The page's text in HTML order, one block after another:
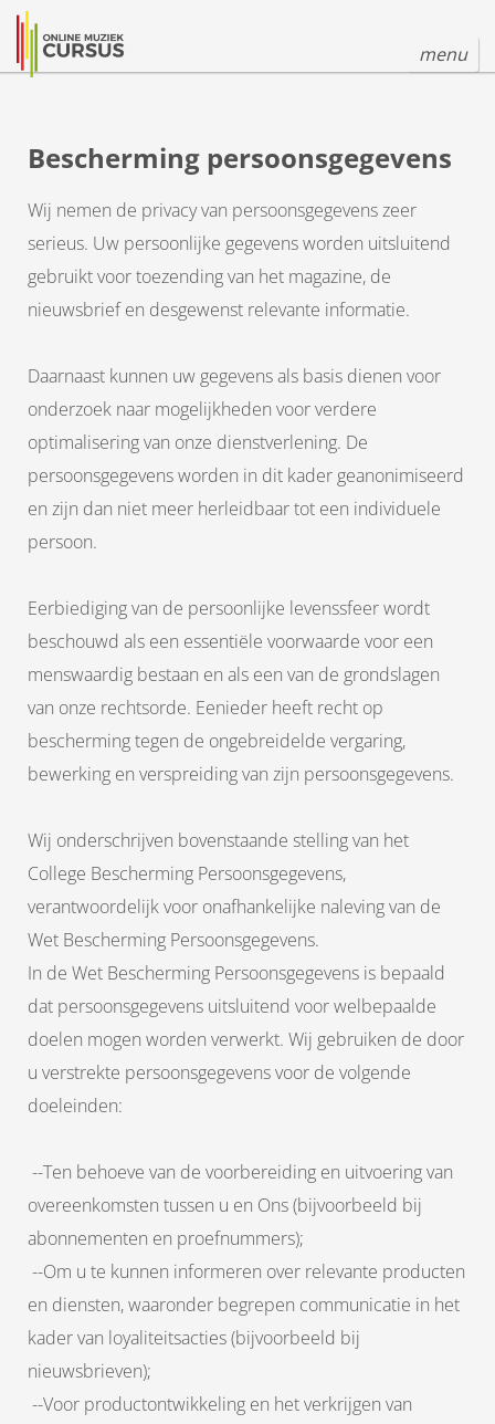
menu
Bescherming persoonsgegevens
Wij nemen de privacy van persoonsgegevens zeer
serieus. Uw persoonlijke gegevens worden uitsluitend
gebruikt voor toezending van het magazine, de
nieuwsbrief en desgewenst relevante informatie.
Daarnaast kunnen uw gegevens als basis dienen voor
onderzoek naar mogelijkheden voor verdere
optimalisering van onze dienstverlening. De
persoonsgegevens worden in dit kader geanonimiseerd
en zijn dan niet meer herleidbaar tot een individuele
persoon.
Eerbiediging van de persoonlijke levenssfeer wordt
beschouwd als een essentiële voorwaarde voor een
menswaardig bestaan en als een van de grondslagen
van onze rechtsorde. Eenieder heeft recht op
bescherming tegen de ongebreidelde vergaring,
bewerking en verspreiding van zijn persoonsgegevens.
Wij onderschrijven bovenstaande stelling van het
College Bescherming Persoonsgegevens,
verantwoordelijk voor onafhankelijke naleving van de
Wet Bescherming Persoonsgegevens.
In de Wet Bescherming Persoonsgegevens is bepaald
dat persoonsgegevens uitsluitend voor welbepaalde
doelen mogen worden verwerkt. Wij gebruiken de door
u verstrekte persoonsgegevens voor de volgende
doeleinden:
--Ten behoeve van de voorbereiding en uitvoering van
overeenkomsten tussen u en Ons (bijvoorbeeld bij
abonnementen en proefnummers);
--Om u te kunnen informeren over relevante producten
en diensten, waaronder begrepen communicatie in het
kader van loyaliteitsacties (bijvoorbeeld bij
nieuwsbrieven);
--Voor productontwikkeling en het verkrijgen van